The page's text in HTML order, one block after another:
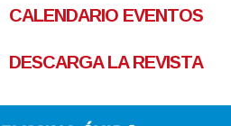
CALENDARIO EVENTOS
DESCARGA LA REVISTA